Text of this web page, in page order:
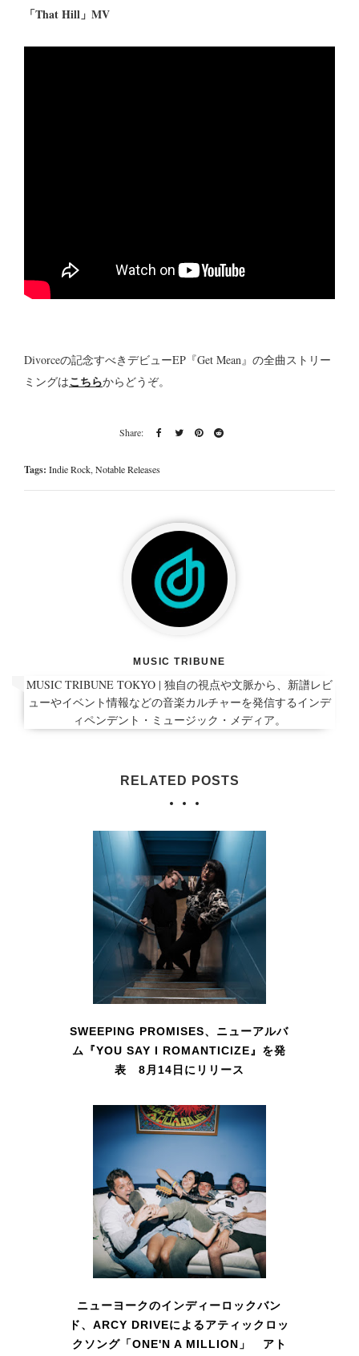
「That Hill」MV
Divorceの記念すべきデビューEP『Get Mean』の全曲ストリー
ミングはこちらからどうぞ。
Tags: Indie Rock,Notable Releases
MUSIC TRIBUNE
MUSIC TRIBUNE TOKYO | 独自の視点や文脈から、新譜レビ
ューやイベント情報などの音楽カルチャーを発信するインデ
ィペンデント・ミュージック・メディア。
RELATED POSTS
SWEEPING PROMISES、ニューアルバ
ム『YOU SAY I ROMANTICIZE』を発
表 8月14日にリリース
ニューヨークのインディーロックバン
ド、ARCY DRIVEによるアティックロッ
クソング「ONE'N A MILLION」 アト